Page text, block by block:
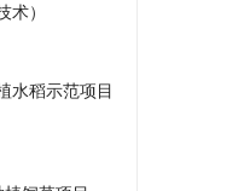
）
水稻示范项目